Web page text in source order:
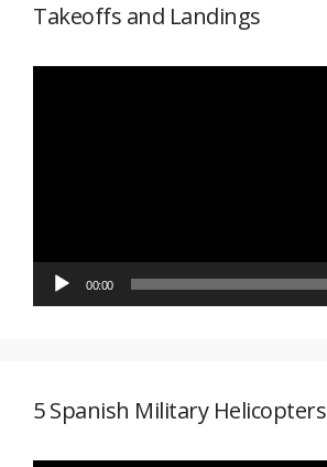
Takeoffs and Landings
00:00
5 Spanish Military Helicopters